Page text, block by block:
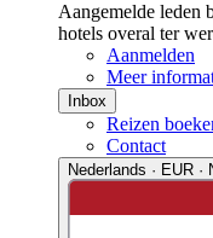
Aangemelde leden
hotels overal ter
Aanmelden
Meer
Inbox
Reizen
Contact
Nederlands · EUR ·